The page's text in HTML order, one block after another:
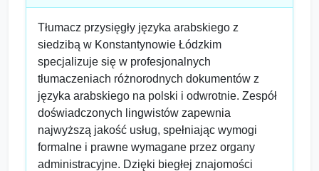
Tłumacz przysięgły języka arabskiego z
siedzibą w Konstantynowie Łódzkim
specjalizuje się w profesjonalnych
tłumaczeniach różnorodnych dokumentów z
języka arabskiego na polski i odwrotnie. Zespół
doświadczonych lingwistów zapewnia
najwyższą jakość usług, spełniając wymogi
formalne i prawne wymagane przez organy
administracyjne. Dzięki biegłej znajomości